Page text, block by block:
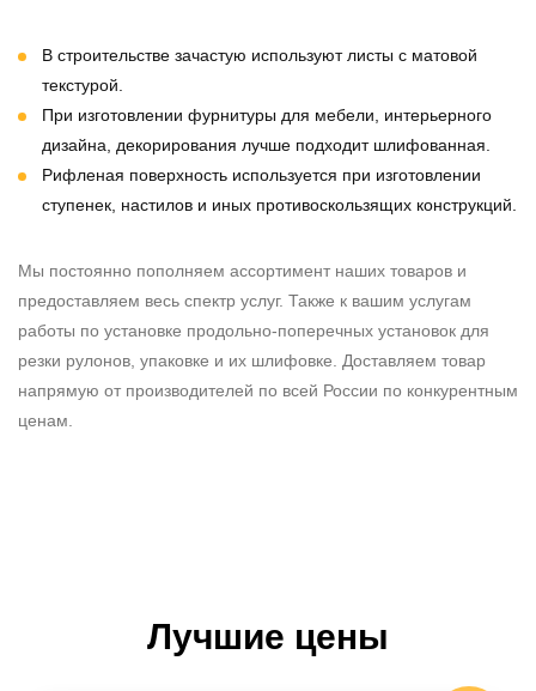
В строительстве зачастую используют листы с матовой
текстурой.
При изготовлении фурнитуры для мебели, интерьерного
дизайна, декорирования лучше подходит шлифованная.
Рифленая поверхность используется при изготовлении
ступенек, настилов и иных противоскользящих конструкций.
Мы постоянно пополняем ассортимент наших товаров и
предоставляем весь спектр услуг. Также к вашим услугам
работы по установке продольно-поперечных установок для
резки рулонов, упаковке и их шлифовке. Доставляем товар
напрямую от производителей по всей России по конкурентным
ценам.
Лучшие цены